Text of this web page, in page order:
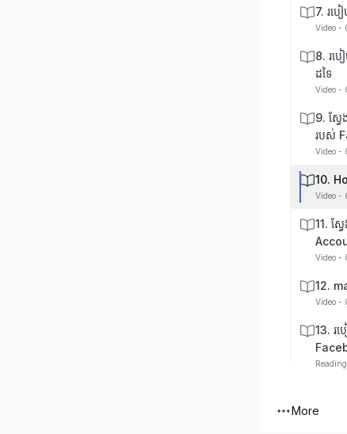
7. រប
Video -
8. រប
ដទៃ
Video -
9. ស្វ
របស់
Video -
10.
Video -
11. ស្
Video -
12.
Video -
13. រ
Reading
More